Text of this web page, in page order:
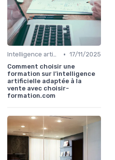
Intelligence artificielle en vente • 17/11/2025
Comment choisir une
formation sur l’intelligence
artificielle adaptée à la
vente avec choisir-
formation.com